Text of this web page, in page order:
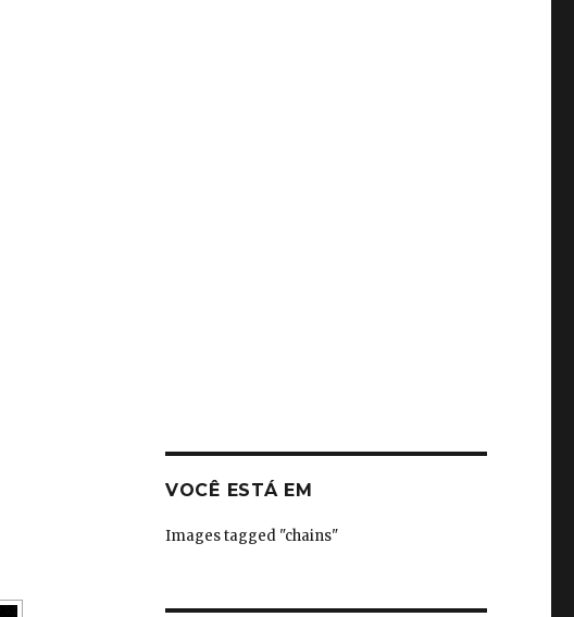
VOCÊ ESTÁ EM
Images tagged "chains"